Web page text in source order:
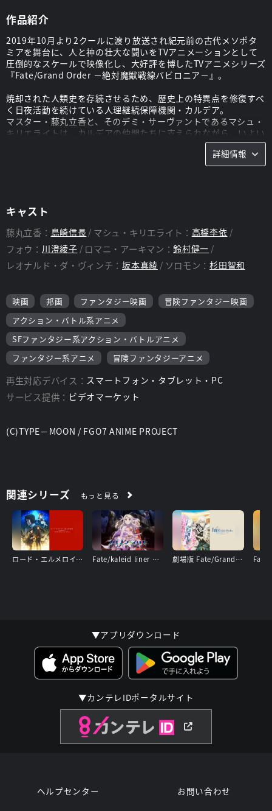
作品紹介
2019年10月より2クールに渡り放送され紀元前の古代メソポタ
ミアを舞台に、人と神の壮大な闘いをTVアニメーションとして
圧倒的なスケールで映像化し、大好評を博したTVアニメシリーズ
『Fate/Grand Order －絶対魔獣戦線バビロニア－』。
焼却された人類史を存続させるため、歴史上の特異点を修復すべ
く日夜活動を続けている人理継続保障機関・カルデア。
マスター・藤丸立香と、そのデミ・サーヴァントであるマシュ・
キリエライトは、カルデアの仲間たちに支えられながら、いよい
『バビロニア』に引き続き、CloverWorksが制作を担当、赤井俊
各章から様々なサーヴァントも参戦する第一部完結の物語。
未来を取り戻す、その運命の戦いの結末とは――。
スタッフ
詳細情報
キャスト
藤丸立香： 島崎信長 マシュ・キリエライト： 高橋李依
フォウ： 川澄綾子 ロマニ・アーキマン：鈴村健一
レオナルド・ダ・ヴィンチ：坂本真綾 ソロモン：杉田智和
映画 邦画 ファンタジー映画
冒険ファンタジー映画
アクション・バトル系アニメ
SFファンタジー系アクション・バトルアニメ
ファンタジー系アニメ
冒険ファンタジーアニメ
再生対応デバイス： スマートフォン・タブレット・PC
サービス提供： ビデオマーケット
(C)TYPE－MOON / FGO7 ANIME PROJECT
関連シリーズ もっと見る
ロード・エルメロイⅡ世の事件簿 －魔眼蒐集列車 Grace note－ 特別編 Fate/kaleid liner Prisma Illya プリズマ☆イリヤ Licht 名前の無い少女 劇場版 Fate/Grand Order －神聖円卓領域キャメロット－ 後編 Paladin； Agateram
▼アプリダウンロード
▼カンテレIDポータルサイト
ヘルプセンター お問い合わせ